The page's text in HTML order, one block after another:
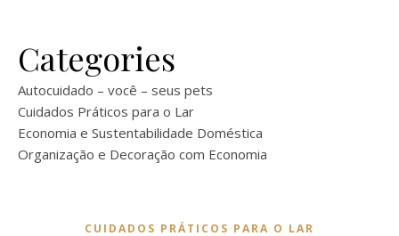
Categories
Autocuidado – você – seus pets
Cuidados Práticos para o Lar
Economia e Sustentabilidade Doméstica
Organização e Decoração com Economia
CUIDADOS PRÁTICOS PARA O LAR